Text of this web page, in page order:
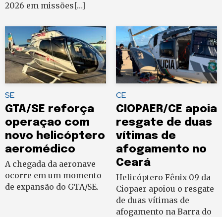
2026 em missões[…]
SE
GTA/SE reforça
operaçao com
novo helicóptero
aeromédico
A chegada da aeronave
ocorre em um momento
de expansão do GTA/SE.
CE
CIOPAER/CE apoia
resgate de duas
vítimas de
afogamento no
Ceará
Helicóptero Fênix 09 da
Ciopaer apoiou o resgate
de duas vítimas de
afogamento na Barra do